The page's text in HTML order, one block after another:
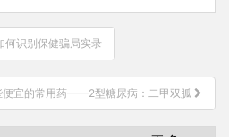
何识别保健骗局实录
便宜的常用药——2型糖尿病：二甲双胍